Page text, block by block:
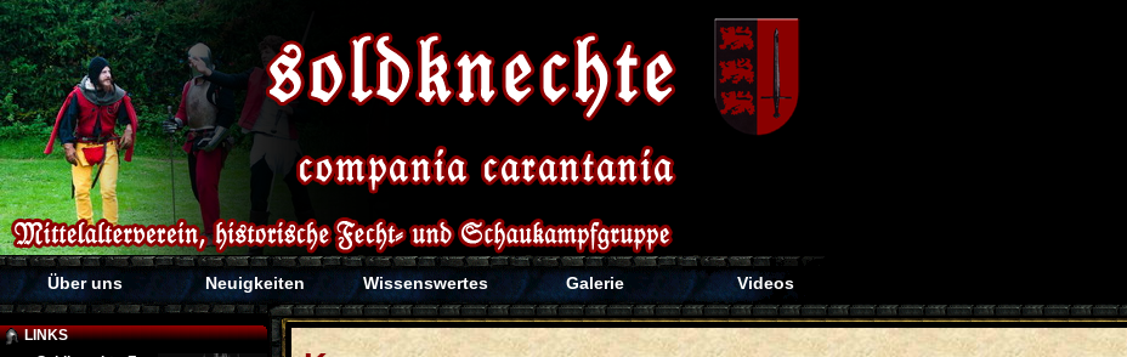
Über uns Neuigkeiten Wissenswertes Galerie Videos
LINKS